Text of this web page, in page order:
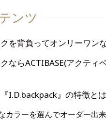
ンツ
を背負ってオンリーワン
ならACTIBASE(アクティ
I.D.backpack』の特徴と
カラーを選んでオーダー出来